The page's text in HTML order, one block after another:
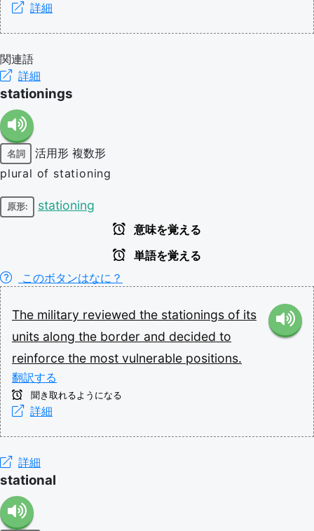
詳細
関連語
詳細
stationings
名詞 活用形 複数形
plural of stationing
原形: stationing
意味を覚える
単語を覚える
このボタンはなに？
The military reviewed the stationings of its
units along the border and decided to
reinforce the most vulnerable positions.
翻訳する
聞き取れるようになる
詳細
詳細
stational